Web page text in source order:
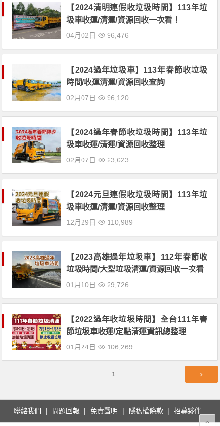
【2024清明連假收垃圾時間】113年垃
圾車收運/清運/資源回收一次看！
04月02日 96,476
【2024過年垃圾車】113年春節收垃圾
時間/收運清運/資源回收查詢
02月07日 96,120
【2024過年春節收垃圾時間】113年垃
圾車收運/清運/資源回收整理
02月07日 23,623
【2024元旦連假收垃圾時間】113年垃
圾車收運/清運/資源回收整理
12月29日 110,989
【2023高雄過年垃圾車】112年春節收
垃圾時間/大型垃圾清運/資源回收一次看
01月10日 29,726
【2022過年收垃圾時間】全台111年春
節垃圾車收運/定點清運資訊總整理
01月24日 106,269
1
聯絡我們 問題回報 免責聲明 隱私權條款 招募夥伴